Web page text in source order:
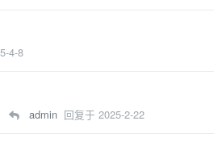
4-8
admin 回复于 2025-2-22